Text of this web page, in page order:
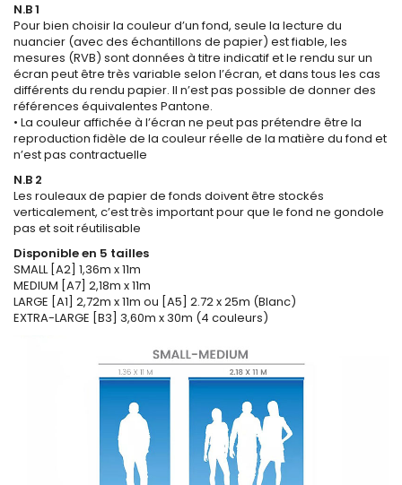
N.B 1
Pour bien choisir la couleur d’un fond, seule la lecture du
nuancier (avec des échantillons de papier) est fiable, les
mesures (RVB) sont données à titre indicatif et le rendu sur un
écran peut être très variable selon l’écran, et dans tous les cas
différents du rendu papier. Il n’est pas possible de donner des
références équivalentes Pantone.
• La couleur affichée à l’écran ne peut pas prétendre être la
reproduction fidèle de la couleur réelle de la matière du fond et
n’est pas contractuelle
N.B 2
Les rouleaux de papier de fonds doivent être stockés
verticalement, c’est très important pour que le fond ne gondole
pas et soit réutilisable
Disponible en 5 tailles
SMALL [A2] 1,36m x 11m
MEDIUM [A7] 2,18m x 11m
LARGE [A1] 2,72m x 11m ou [A5] 2.72 x 25m (Blanc)
EXTRA-LARGE [B3] 3,60m x 30m (4 couleurs)